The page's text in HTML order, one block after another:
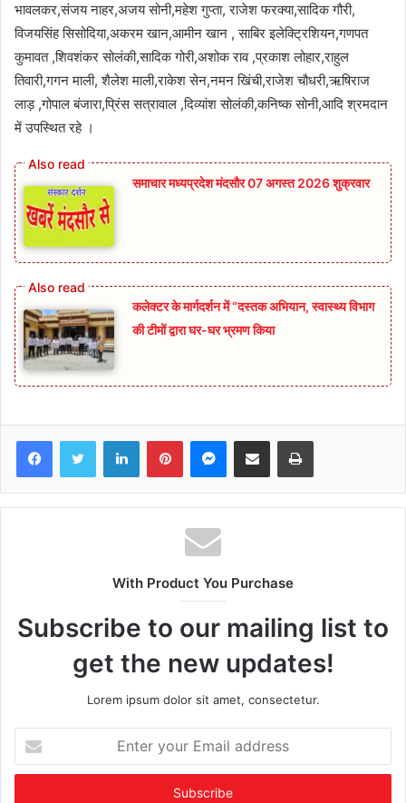
भावलकर,संजय नाहर,अजय सोनी,महेश गुप्ता, राजेश फरक्या,सादिक गौरी,
विजयसिंह सिसोदिया,अकरम खान,आमीन खान , साबिर इलेक्ट्रिशियन,गणपत
कुमावत ,शिवशंकर सोलंकी,सादिक गोरी,अशोक राव ,प्रकाश लोहार,राहुल
तिवारी,गगन माली, शैलेश माली,राकेश सेन,नमन खिंची,राजेश चौधरी,ऋषिराज
लाड़ ,गोपाल बंजारा,प्रिंस सत्रावाल ,दिव्यांश सोलंकी,कनिष्क सोनी,आदि श्रमदान
में उपस्थित रहे ।
समाचार मध्यप्रदेश मंदसौर 07 अगस्त 2026 शुक्रवार
कलेक्टर के मार्गदर्शन में “दस्तक अभियान,‌ स्वास्थ्य विभाग
की टीमों द्वारा घर-घर भ्रमण किया
FacebookTwitter LinkedInPinterestMessenger
Share via Email Print
With Product You Purchase
Subscribe to our mailing list to
get the new updates!
Lorem ipsum dolor sit amet, consectetur.
your
Email